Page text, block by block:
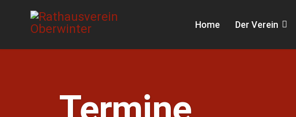
Home Der Verein